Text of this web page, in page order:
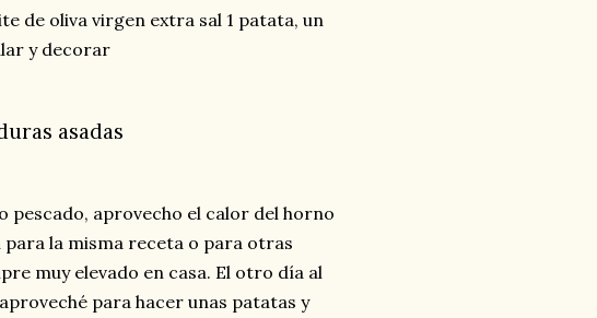
de oliva virgen extra sal 1 patata, un
y decorar
asadas
pescado, aprovecho el calor del horno
para la misma receta o para otras
muy elevado en casa. El otro día al
para hacer unas patatas y